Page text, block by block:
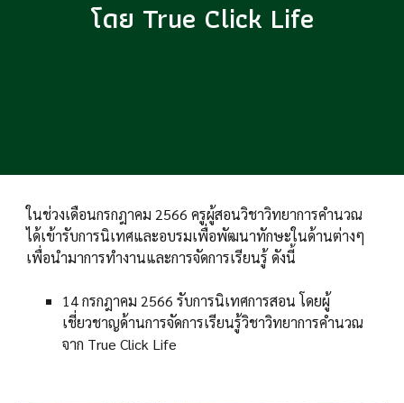
โดย True Click Life
ในช่วงเดือนกรกฎาคม 2566 ครูผู้สอนวิชาวิทยาการคำนวณ
ได้เข้ารับการนิเทศและอบรมเพื่อพัฒนาทักษะในด้านต่างๆ
เพื่อนำมาการทำงานและการจัดการเรียนรู้ ดังนี้
14 กรกฎาคม 2566 รับการนิเทศการสอน โดยผู้
เชี่ยวชาญด้านการจัดการเรียนรู้วิชาวิทยาการคำนวณ
จาก True Click Life